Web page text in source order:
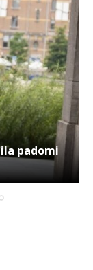
padomi